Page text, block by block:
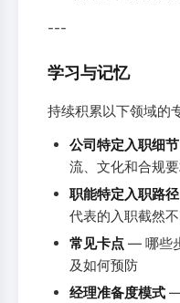
---
学习与记忆
持续积累以下领域的
公司特定入职细节
流、文化和合规
职能特定入职路径
代表的入职截然
常见卡点 — 哪些
及如何预防
经理准备度模式 —